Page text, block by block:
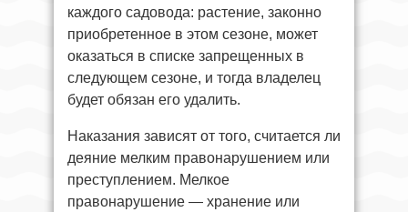
каждого садовода: растение, законно
приобретенное в этом сезоне, может
оказаться в списке запрещенных в
следующем сезоне, и тогда владелец
будет обязан его удалить.
Наказания зависят от того, считается ли
деяние мелким правонарушением или
преступлением. Мелкое
правонарушение — хранение или